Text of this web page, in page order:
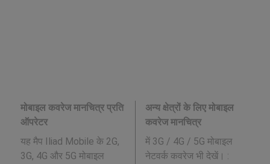
मोबाइल कवरेज मानचित्र प्रति
ऑपरेटर
यह मैप Iliad Mobile के 2G,
3G, 4G और 5G मोबाइल
अन्य क्षेत्रों के लिए मोबाइल
कवरेज मानचित्र
में 3G / 4G / 5G मोबाइल
नेटवर्क कवरेज भी देखें। :